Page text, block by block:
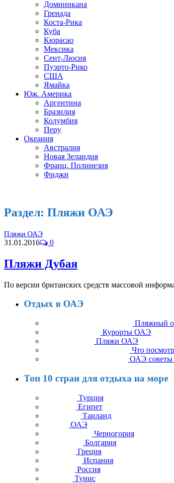
Доминикана
Гренада
Коста-Рика
Куба
Кюрасао
Мексика
Сент-Люсия
Пуэрто-Рико
США
Ямайка
Юж. Америка
Аргентина
Бразилия
Колумбия
Перу
Океания
Австралия
Новая Зеландия
Франц. Полинезия
Фиджи
Раздел: Пляжи ОАЭ
Пляжи ОАЭ
31.01.2016 0
Пляжи Дубая
По версии британских средств массовой
Отдых в ОАЭ
Пляжный
Курорты ОАЭ
Пляжи ОАЭ
Что
ОАЭ советы
Топ 10 стран для отдыха на море
Турция
Египет
Таиланд
ОАЭ
Черногория
Болгария
Греция
Испания
Россия
Тунис